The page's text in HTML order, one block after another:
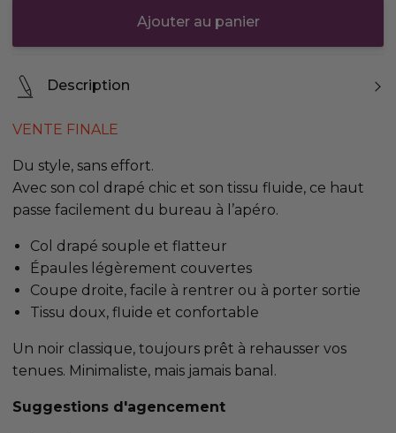
Ajouter au panier
Description
VENTE FINALE
Du style, sans effort.
Avec son col drapé chic et son tissu fluide, ce haut
passe facilement du bureau à l’apéro.
Col drapé souple et flatteur
Épaules légèrement couvertes
Coupe droite, facile à rentrer ou à porter sortie
Tissu doux, fluide et confortable
Un noir classique, toujours prêt à rehausser vos
tenues. Minimaliste, mais jamais banal.
Suggestions d'agencement